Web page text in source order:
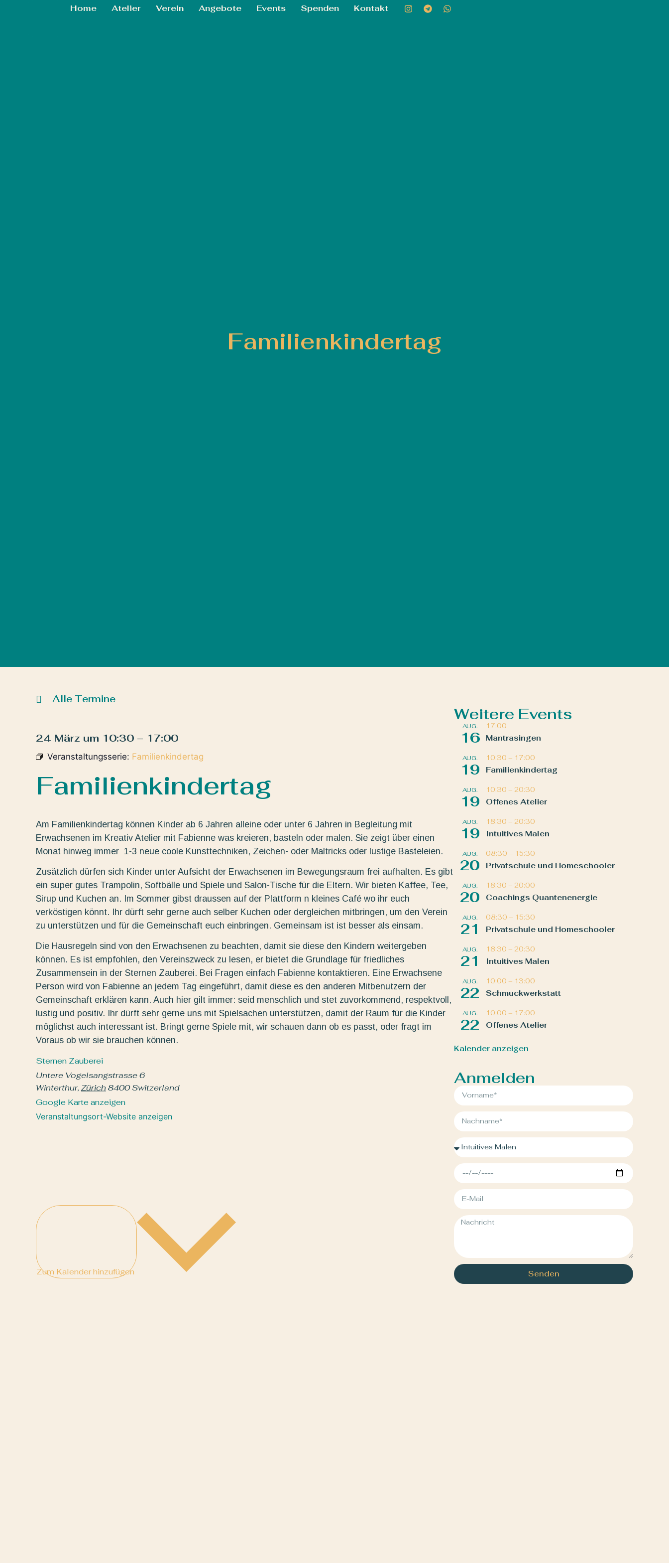
Home Atelier Verein Angebote Events Spenden Kontakt
Familienkindertag
Alle Termine
24 März um 10:30 – 17:00
Veranstaltungsserie: Familienkindertag
Familienkindertag
Am Familienkindertag können Kinder ab 6 Jahren alleine oder unter 6 Jahren in Begleitung mit
Erwachsenen im Kreativ Atelier mit Fabienne was kreieren, basteln oder malen. Sie zeigt über einen
Monat hinweg immer 1-3 neue coole Kunsttechniken, Zeichen- oder Maltricks oder lustige Basteleien.
Zusätzlich dürfen sich Kinder unter Aufsicht der Erwachsenen im Bewegungsraum frei aufhalten. Es gibt
ein super gutes Trampolin, Softbälle und Spiele und Salon-Tische für die Eltern. Wir bieten Kaffee, Tee,
Sirup und Kuchen an. Im Sommer gibst draussen auf der Plattform n kleines Café wo ihr euch
verköstigen könnt. Ihr dürft sehr gerne auch selber Kuchen oder dergleichen mitbringen, um den Verein
zu unterstützen und für die Gemeinschaft euch einbringen. Gemeinsam ist ist besser als einsam.
Die Hausregeln sind von den Erwachsenen zu beachten, damit sie diese den Kindern weitergeben
können. Es ist empfohlen, den Vereinszweck zu lesen, er bietet die Grundlage für friedliches
Zusammensein in der Sternen Zauberei. Bei Fragen einfach Fabienne kontaktieren. Eine Erwachsene
Person wird von Fabienne an jedem Tag eingeführt, damit diese es den anderen Mitbenutzern der
Gemeinschaft erklären kann. Auch hier gilt immer: seid menschlich und stet zuvorkommend, respektvoll,
lustig und positiv. Ihr dürft sehr gerne uns mit Spielsachen unterstützen, damit der Raum für die Kinder
möglichst auch interessant ist. Bringt gerne Spiele mit, wir schauen dann ob es passt, oder fragt im
Voraus ob wir sie brauchen können.
Sternen Zauberei
Untere Vogelsangstrasse 6
Winterthur, Zürich8400 Switzerland
Google Karte anzeigen
Veranstaltungsort-Website anzeigen
Zum Kalender hinzufügen
Weitere Events
AUG.
16
17:00
Mantrasingen
AUG.
19
10:30 – 17:00
Familienkindertag
AUG.
19
10:30 – 20:30
Offenes Atelier
AUG.
19
18:30 – 20:30
Intuitives Malen
AUG.
20
08:30 – 15:30
Privatschule und Homeschooler
AUG.
20
18:30 – 20:00
Coachings Quantenenergie
AUG.
21
08:30 – 15:30
Privatschule und Homeschooler
AUG.
21
18:30 – 20:30
Intuitives Malen
AUG.
22
10:00 – 13:00
Schmuckwerkstatt
AUG.
22
10:00 – 17:00
Offenes Atelier
Kalender anzeigen
Anmelden
Senden